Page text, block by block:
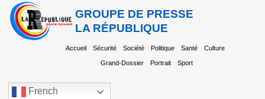
GROUPE DE PRESSE
LA RÉPUBLIQUE
Accueil Sécurité Société Politique Santé Culture
Grand-Dossier Portrait Sport
French